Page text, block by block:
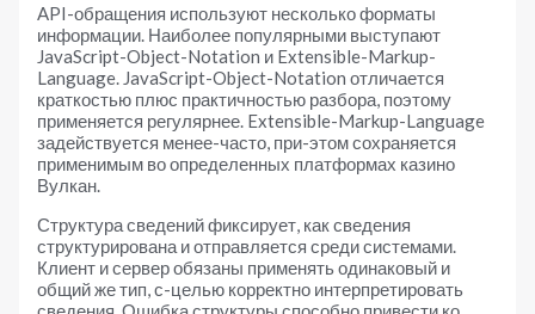
API-обращения используют несколько форматы
информации. Наиболее популярными выступают
JavaScript-Object-Notation и Extensible-Markup-
Language. JavaScript-Object-Notation отличается
краткостью плюс практичностью разбора, поэтому
применяется регулярнее. Extensible-Markup-Language
задействуется менее-часто, при-этом сохраняется
применимым во определенных платформах казино
Вулкан.
Структура сведений фиксирует, как сведения
структурирована и отправляется среди системами.
Клиент и сервер обязаны применять одинаковый и
общий же тип, с-целью корректно интерпретировать